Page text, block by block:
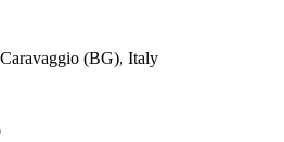
(BG), Italy